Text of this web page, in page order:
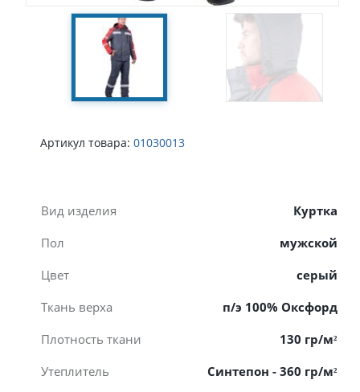
Артикул товара: 01030013
Вид изделия
Куртка
Пол
мужской
Цвет
серый
Ткань верха
п/э 100% Оксфорд
Плотность ткани
130 гр/м²
Утеплитель
Синтепон - 360 гр/м²